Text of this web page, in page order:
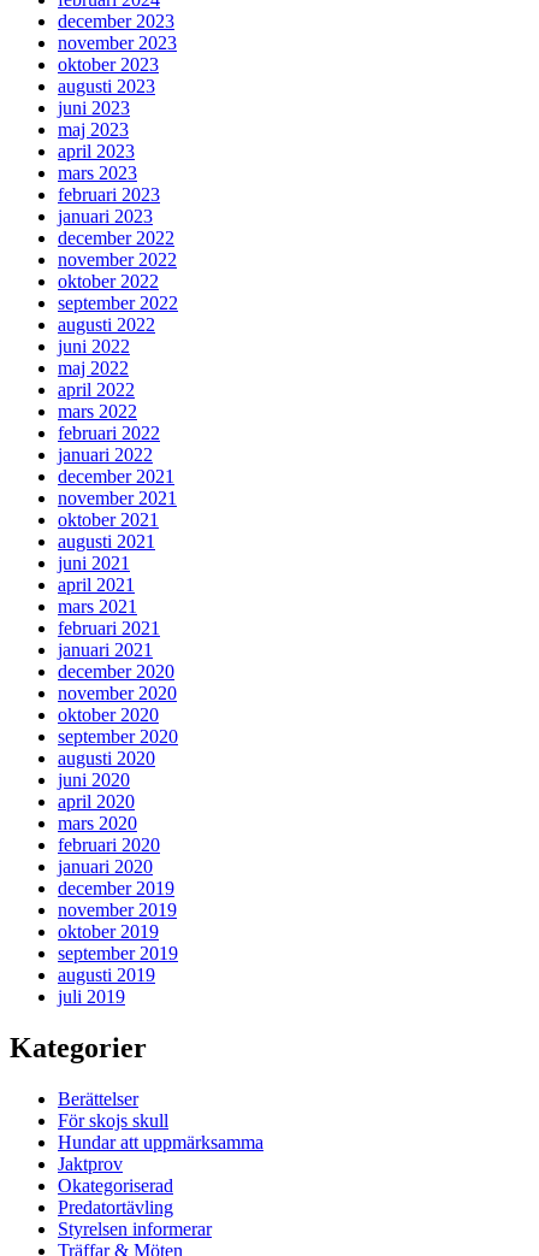
december 2023
november 2023
oktober 2023
augusti 2023
juni 2023
maj 2023
april 2023
mars 2023
februari 2023
januari 2023
december 2022
november 2022
oktober 2022
september 2022
augusti 2022
juni 2022
maj 2022
april 2022
mars 2022
februari 2022
januari 2022
december 2021
november 2021
oktober 2021
augusti 2021
juni 2021
april 2021
mars 2021
februari 2021
januari 2021
december 2020
november 2020
oktober 2020
september 2020
augusti 2020
juni 2020
april 2020
mars 2020
februari 2020
januari 2020
december 2019
november 2019
oktober 2019
september 2019
augusti 2019
juli 2019
Kategorier
Berättelser
För skojs skull
Hundar att uppmärksamma
Jaktprov
Okategoriserad
Predatortävling
Styrelsen informerar
Träffar & Möten